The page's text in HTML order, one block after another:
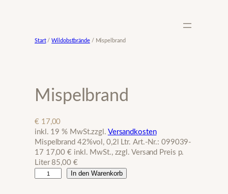
Start/Wildobstbrände/ Mispelbrand
Mispelbrand
€17,00
inkl. 19 % MwSt.zzgl. Versandkosten
Mispelbrand 42%vol, 0,2l Ltr. Art.-Nr.: 099039-
17 17,00 € inkl. MwSt., zzgl. Versand Preis p.
Liter 85,00 €
In den Warenkorb